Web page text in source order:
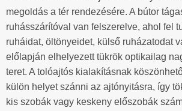
megoldás a tér rendezésére. A bútor
ruhásszárítóval van felszerelve, ahol fel
ruháidat, öltönyeidet, külső ruházatodat
előlapján elhelyezett tükrök optikailag
teret. A tolóajtós kialakításnak
külön helyet szánni az ajtónyitásra, így
kis szobák vagy keskeny előszobák